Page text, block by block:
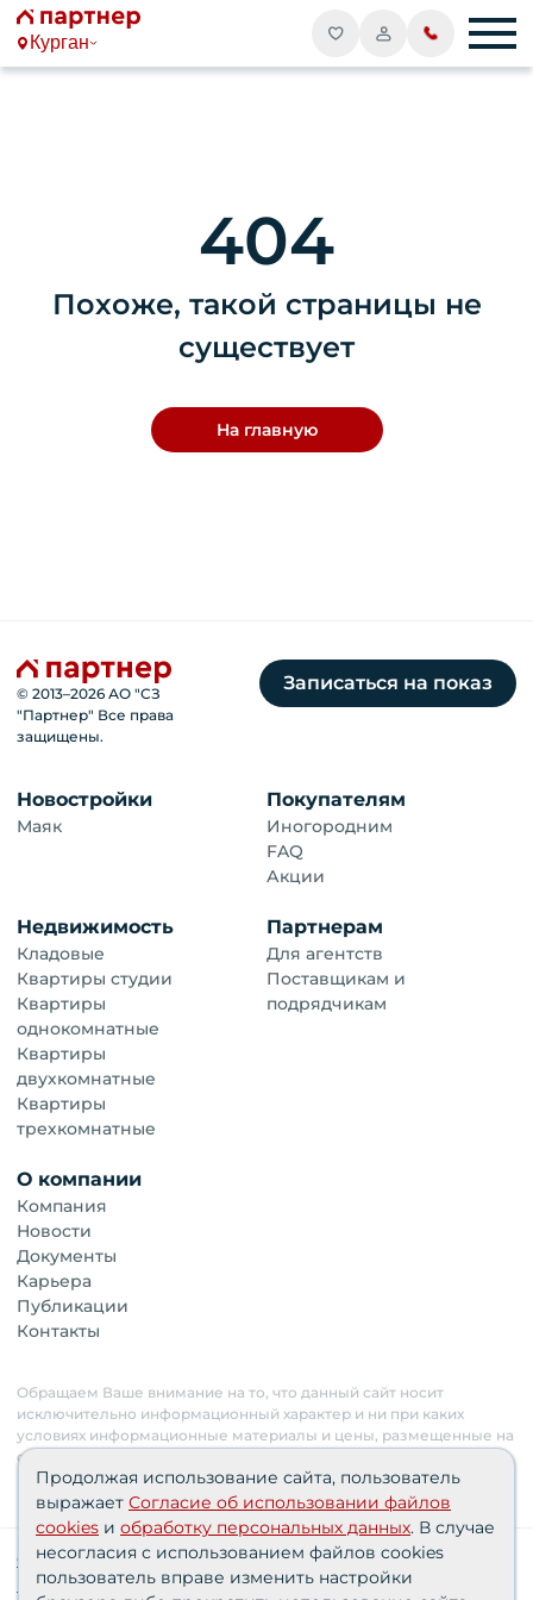
Курган
404
Похоже, такой страницы не
существует
На главную
© 2013–2026 АО "СЗ
"Партнер" Все права
защищены.
Записаться на показ
Новостройки
Маяк
Покупателям
Иногородним
FAQ
Акции
Недвижимость
Кладовые
Квартиры студии
Квартиры
однокомнатные
Квартиры
двухкомнатные
Квартиры
трехкомнатные
Партнерам
Для агентств
Поставщикам и
подрядчикам
О компании
Компания
Новости
Документы
Карьера
Публикации
Контакты
Обращаем Ваше внимание на то, что данный сайт носит
исключительно информационный характер и ни при каких
условиях информационные материалы и цены, размещенные на
сайте, не являются публичной офертой. Застройщик имеет
право изменять стоимость объектов.
Сведения о реализуемых требованиях к защите
персональных данных АО «СЗ «Партнер‑Строй»»
Продолжая использование сайта, пользователь
выражает Согласие об использовании файлов
cookies и обработку персональных данных. В случае
несогласия с использованием файлов cookies
пользователь вправе изменить настройки